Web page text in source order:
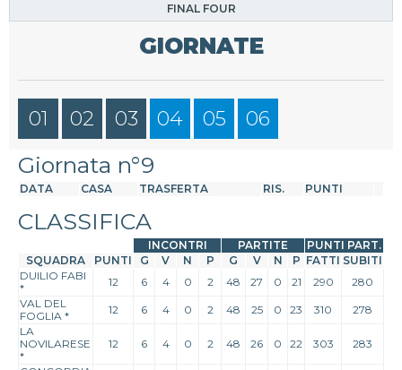
FINAL FOUR
GIORNATE
01 02 03 04 05 06
Giornata n°9
DATA CASA TRASFERTA RIS. PUNTI
CLASSIFICA
INCONTRI PARTITE
PUNTI PART.
SQUADRA
PUNTI G V N P G V N P FATTI SUBITI
DUILIO FABI
*
12 6 4 0 2 48 27 0 21 290
280
VAL DEL
FOGLIA * 12 6 4 0 2 48 25 0 23 310
278
LA
NOVILARESE
*
12 6 4 0 2 48 26 0 22 303 283